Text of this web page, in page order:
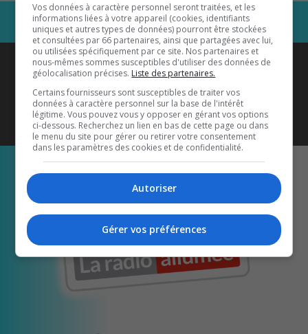
Coyote New Countryest diffusé
également sur1033 HD2
Écoutez-nous aussi sur…
Vos données à caractère personnel seront traitées, et les
informations liées à votre appareil (cookies, identifiants
uniques et autres types de données) pourront être stockées
et consultées par 66 partenaires, ainsi que partagées avec lui,
ou utilisées spécifiquement par ce site. Nos partenaires et
nous-mêmes sommes susceptibles d'utiliser des données de
géolocalisation précises. Liste des partenaires.
Certains fournisseurs sont susceptibles de traiter vos
données à caractère personnel sur la base de l'intérêt
légitime. Vous pouvez vous y opposer en gérant vos options
ci-dessous. Recherchez un lien en bas de cette page ou dans
le menu du site pour gérer ou retirer votre consentement
dans les paramètres des cookies et de confidentialité.
Autoriser
Gérer vos préférences